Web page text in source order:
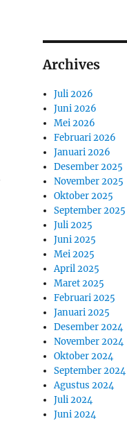
Archives
Juli 2026
Juni 2026
Mei 2026
Februari 2026
Januari 2026
Desember 2025
November 2025
Oktober 2025
September 2025
Juli 2025
Juni 2025
Mei 2025
April 2025
Maret 2025
Februari 2025
Januari 2025
Desember 2024
November 2024
Oktober 2024
September 2024
Agustus 2024
Juli 2024
Juni 2024